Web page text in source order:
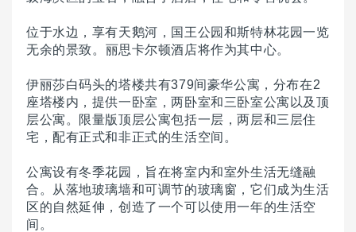
位于水边，享有天鹅河，国王公园和斯特林花园一览
无余的景致。 丽思卡尔顿酒店将作为其中心。
伊丽莎白码头的塔楼共有379间豪华公寓，分布在2
座塔楼内，提供一卧室，两卧室和三卧室公寓以及顶
层公寓。
限量版顶层公寓包括一层，两层和三层住
宅，配有正式和非正式的生活空间。
公寓设有冬季花园，旨在将室内和室外生活无缝融
合。
从落地玻璃墙和可调节的玻璃窗，它们成为生活
区的自然延伸，创造了一个可以使用一年的生活空
间。